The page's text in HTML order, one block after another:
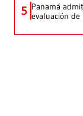
5 Panamá
evaluación de